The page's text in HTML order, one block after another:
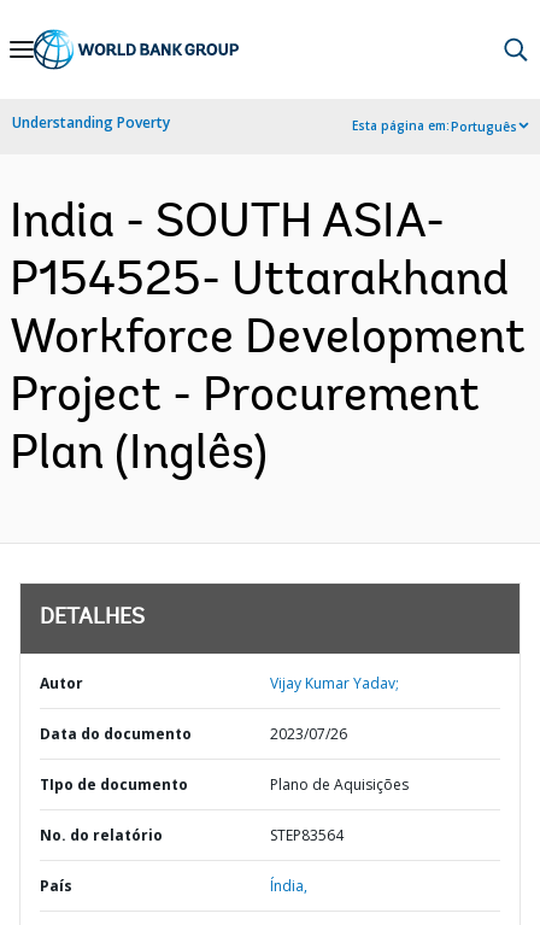
Skip
Navigation
Understanding Poverty Esta página em:Português
India - SOUTH ASIA-
P154525- Uttarakhand
Workforce Development
Project - Procurement
Plan (Inglês)
DETALHES
Autor Vijay Kumar Yadav;
Data do documento 2023/07/26
TIpo de documento Plano de Aquisições
No. do relatório STEP83564
País Índia,